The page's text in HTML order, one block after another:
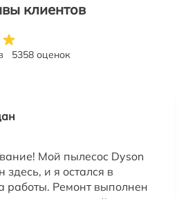
клиентов
5358 оценок
Мой пылесос Dyson
и я остался в
работы. Ремонт выполнен